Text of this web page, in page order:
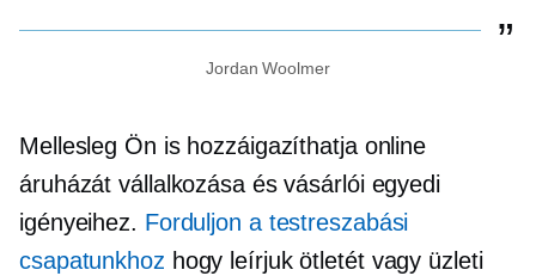
Jordan Woolmer
Mellesleg Ön is hozzáigazíthatja online
áruházát vállalkozása és vásárlói egyedi
igényeihez. Forduljon a testreszabási
csapatunkhoz hogy leírjuk ötletét vagy üzleti